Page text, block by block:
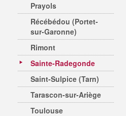
Prayols
Récébédou (Portet-
sur-Garonne)
Rimont
Sainte-Radegonde
Saint-Sulpice (Tarn)
Tarascon-sur-Ariège
Toulouse